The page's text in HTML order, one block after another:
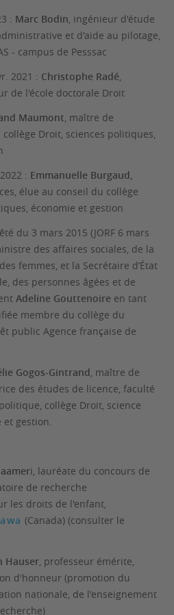
: Marc Bodin, ingénieur d'étude
et d'aide au pilotage,
- campus de Pesssac
2021 : Christophe Radé,
de l'école doctorale Droit
Maumont, maître de
Droit, sciences politiques,
: Emmanuelle Burgaud,
élue au conseil du collège
économie et gestion
du 3 mars 2015 (JORF 6 mars
des affaires sociales, de la
femmes, et la Secrétaire d’État
des personnes âgées et de
Adeline Gouttenoire en tant
membre du collège du
public Agence française de
Gogos-Gintrand, maître de
des études de licence, faculté
collège Droit, science
et gestion.
i, lauréate du concours de
de recherche
les droits de l'enfant,
(Canada) (consulter le
Hauser, professeur émérite,
d'honneur (promotion du
nationale, de l'enseignement